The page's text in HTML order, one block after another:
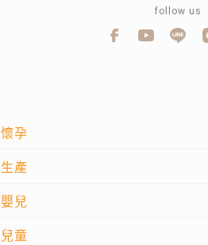
懷孕
生產
嬰兒
兒童
follow us